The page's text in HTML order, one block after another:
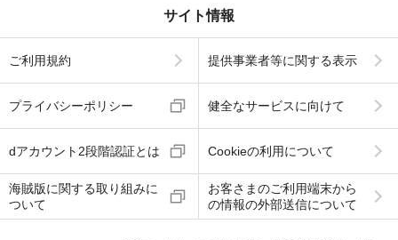
サイト情報
ご利用規約 提供事業者等に関する表示
プライバシーポリシー 健全なサービスに向けて
dアカウント2段階認証とは Cookieの利用について
海賊版に関する取り組みに
ついて
お客さまのご利用端末から
の情報の外部送信について